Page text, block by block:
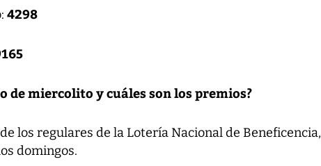
4298
de miercolito y cuáles son los premios?
los regulares de la Lotería Nacional de Beneficencia,
domingos.